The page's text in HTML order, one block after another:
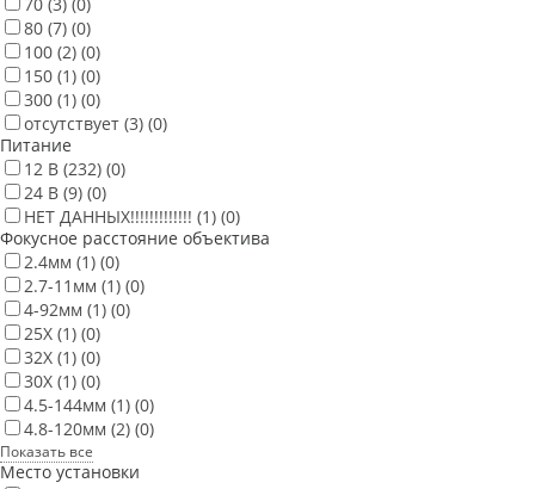
70 (3) (0)
80 (7) (0)
100 (2) (0)
150 (1) (0)
300 (1) (0)
отсутствует (3) (0)
Питание
12 В (232) (0)
24 В (9) (0)
НЕТ ДАННЫХ!!!!!!!!!!!!! (1) (0)
Фокусное расстояние объектива
2.4мм (1) (0)
2.7-11мм (1) (0)
4-92мм (1) (0)
25X (1) (0)
32X (1) (0)
30X (1) (0)
4.5-144мм (1) (0)
4.8-120мм (2) (0)
Показать все
Место установки